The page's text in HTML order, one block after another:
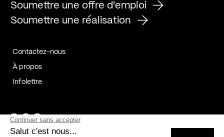
Soumettre une offre d'emploi
Soumettre une réalisation
Contactez-nous
À propos
Infolettre
Page Facebook de Kollectif
Page Instagram de Kollectif
Page Linkedin de Kollectif